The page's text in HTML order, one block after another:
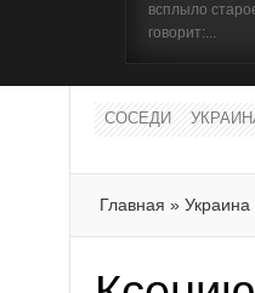
всплыло
говорит:...
СОСЕДИ
Главная » Украина